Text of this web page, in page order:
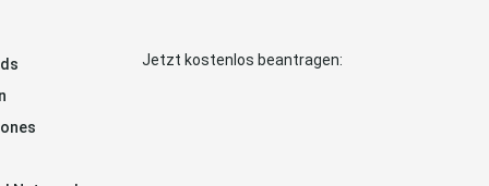
Jetzt kostenlos beantragen: